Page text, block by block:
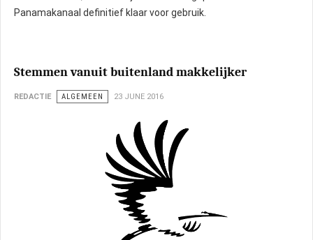
Panamakanaal definitief klaar voor gebruik.
Stemmen vanuit buitenland makkelijker
REDACTIE ALGEMEEN 23 JUNE 2016